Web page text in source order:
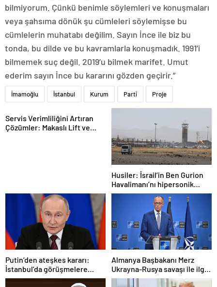
bilmiyorum. Çünkü benimle söylemleri ve konuşmaları
veya şahsıma dönük şu cümleleri söylemişse bu
cümlelerin muhatabı değilim. Sayın İnce ile biz bu
tonda, bu dilde ve bu kavramlarla konuşmadık. 1991’i
bilmemek suç değil. 2019’u bilmek marifet. Umut
ederim sayın İnce bu kararını gözden geçirir.”
İmamoğlu İstanbul Kurum Parti Proje
Servis Verimliliğini Artıran
Çözümler: Makaslı Lift ve
Husiler: İsrail’in Ben Gurion
Havalimanı’nı hipersonik
füzeyle hedef aldık
Putin’den ateşkes kararı:
İstanbul’da görüşmelere
başlamayı öneriyoruz
Almanya Başbakanı Merz
Ukrayna-Rusya savaşı ile ilgili
konuştu: “Top Moskova’nın